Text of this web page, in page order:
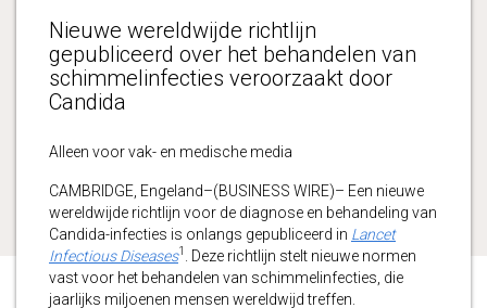
Nieuwe wereldwijde richtlijn
gepubliceerd over het behandelen van
schimmelinfecties veroorzaakt door
Candida
Alleen voor vak- en medische media
CAMBRIDGE, Engeland–(BUSINESS WIRE)– Een nieuwe
wereldwijde richtlijn voor de diagnose en behandeling van
Candida-infecties is onlangs gepubliceerd in Lancet
Infectious Diseases1
. Deze richtlijn stelt nieuwe normen
vast voor het behandelen van schimmelinfecties, die
jaarlijks miljoenen mensen wereldwijd treffen.